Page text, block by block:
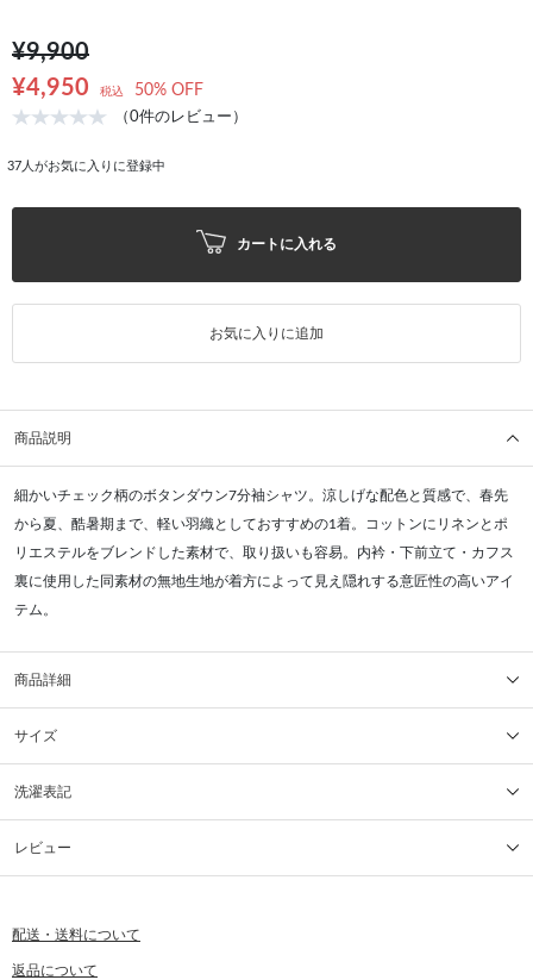
¥9,900
¥4,950
税込 50% OFF
（0件のレビュー）
37 人がお気に入りに登録中
カートに入れる
お気に入りに追加
商品説明
細かいチェック柄のボタンダウン7分袖シャツ。涼しげな配色と質感で、春先
から夏、酷暑期まで、軽い羽織としておすすめの1着。コットンにリネンとポ
リエステルをブレンドした素材で、取り扱いも容易。内衿・下前立て・カフス
裏に使用した同素材の無地生地が着方によって見え隠れする意匠性の高いアイ
テム。
商品詳細
サイズ
洗濯表記
レビュー
配送・送料について
返品について